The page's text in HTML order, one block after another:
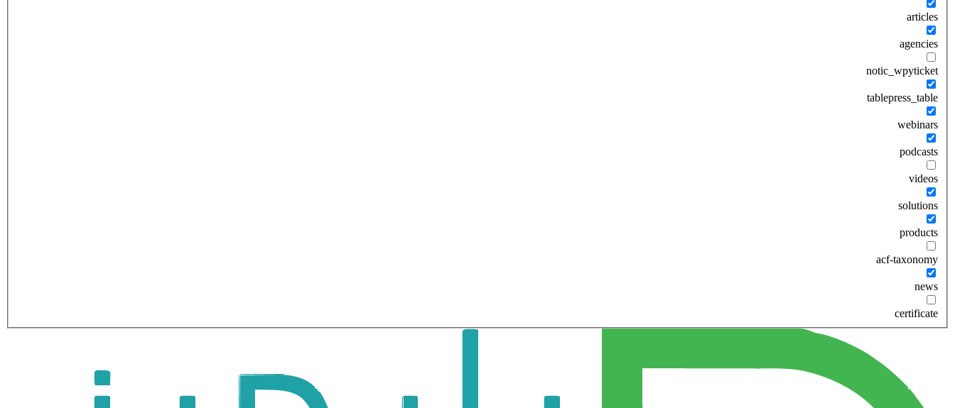
articles
agencies
notic_wpyticket
tablepress_table
webinars
podcasts
videos
solutions
products
acf-taxonomy
news
certificate